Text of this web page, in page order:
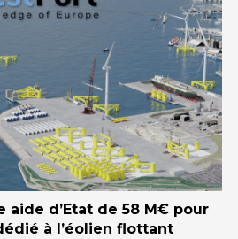
aide d’Etat de 58 M€ pour
à l’éolien flottant